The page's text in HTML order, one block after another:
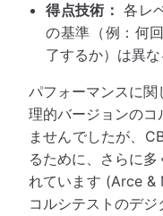
得点技術： 各レ
の基準（例：何
了するか）は異な
パフォーマンスに
理的バージョンの
ませんでしたが、
るために、さらに
れています (Arce &
コルシテストのデ